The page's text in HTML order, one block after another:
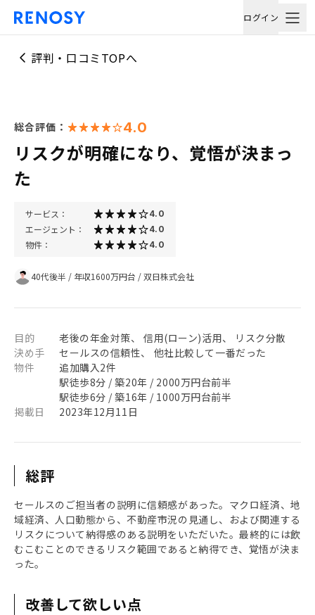
ログイン
評判・口コミTOPへ
総合評価： 4.0
リスクが明確になり、覚悟が決まっ
た
サービス： 4.0
エージェント： 4.0
物件： 4.0
40代後半 / 年収1600万円台 /双日株式会社
目的
老後の年金対策、 信用(ローン)活用、 リスク分散
決め手
セールスの信頼性、 他社比較して一番だった
物件
追加購入2件
駅徒歩8分 / 築20年 / 2000万円台前半
駅徒歩6分 / 築16年 / 1000万円台前半
掲載日
2023年12月11日
総評
セールスのご担当者の説明に信頼感があった。マクロ経済、地
域経済、人口動態から、不動産市況の見通し、および関連する
リスクについて納得感のある説明をいただいた。最終的には飲
むこむことのできるリスク範囲であると納得でき、覚悟が決ま
った。
改善して欲しい点